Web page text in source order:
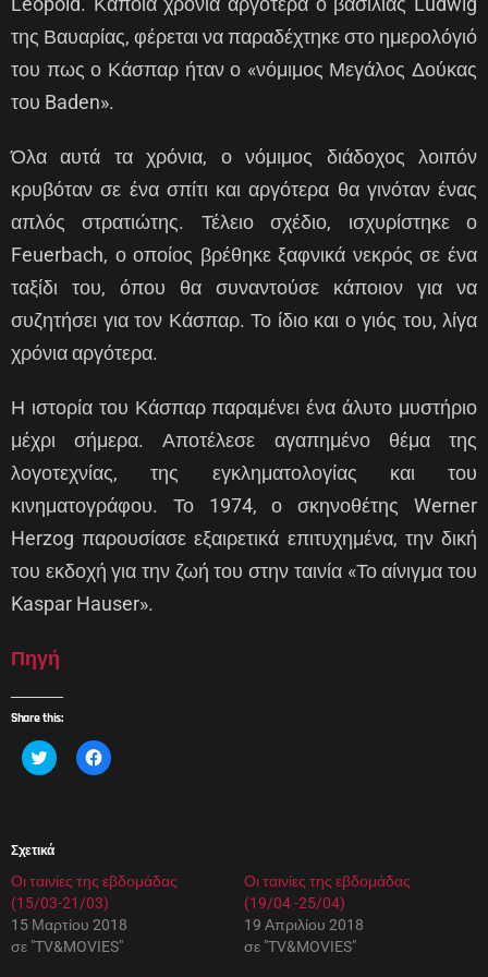
της Βαυαρίας, φέρεται να παραδέχτηκε στο ημερολόγιό
του πως ο Κάσπαρ ήταν ο «νόμιμος Μεγάλος Δούκας
του Baden».
Όλα αυτά τα χρόνια, ο νόμιμος διάδοχος λοιπόν
κρυβόταν σε ένα σπίτι και αργότερα θα γινόταν ένας
απλός στρατιώτης. Τέλειο σχέδιο, ισχυρίστηκε ο
Feuerbach, ο οποίος βρέθηκε ξαφνικά νεκρός σε ένα
ταξίδι του, όπου θα συναντούσε κάποιον για να
συζητήσει για τον Κάσπαρ. Το ίδιο και ο γιός του, λίγα
χρόνια αργότερα.
Η ιστορία του Κάσπαρ παραμένει ένα άλυτο μυστήριο
μέχρι σήμερα. Αποτέλεσε αγαπημένο θέμα της
λογοτεχνίας, της εγκληματολογίας και του
κινηματογράφου. Το 1974, ο σκηνοθέτης Werner
Herzog παρουσίασε εξαιρετικά επιτυχημένα, την δική
του εκδοχή για την ζωή του στην ταινία «Το αίνιγμα του
Kaspar Hauser».
Πηγή
Share this:
Κ
λ
α
κ
ι
ν
ο
π
ο
ί
Π
α
α
κ
ο
ι
ν
ο
Σχετικά
Οι ταινίες της εβδομάδας
(15/03-21/03)
15 Μαρτίου 2018
σε "TV&MOVIES"
Οι ταινίες της εβδομάδας
(19/04 -25/04)
19 Απριλίου 2018
σε "TV&MOVIES"